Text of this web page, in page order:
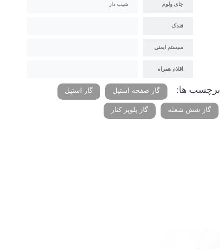
جای ولوم شیب دار
فندک
سیستم ایمنی
اقلام همراه
برچسب ها: گاز صفحه استیل گاز استیل
گاز شش شعله گاز پلوپز کنار